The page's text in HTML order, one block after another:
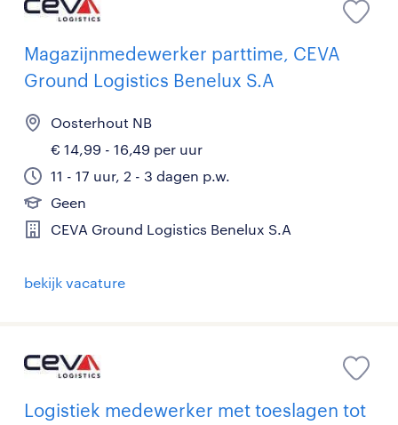
Magazijnmedewerker parttime, CEVA
Ground Logistics Benelux S.A
Oosterhout NB
€ 14,99 - 16,49 per uur
11 - 17 uur, 2 - 3 dagen p.w.
Geen
CEVA Ground Logistics Benelux S.A
bekijk vacature
Logistiek medewerker met toeslagen tot